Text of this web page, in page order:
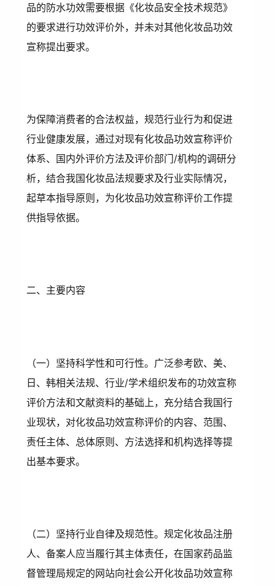
品的防水功效需要根据《化妆品安全技术规范》
的要求进行功效评价外，并未对其他化妆品功效
宣称提出要求。
为保障消费者的合法权益，规范行业行为和促进
行业健康发展，通过对现有化妆品功效宣称评价
体系、国内外评价方法及评价部门/机构的调研分
析，结合我国化妆品法规要求及行业实际情况，
起草本指导原则，为化妆品功效宣称评价工作提
供指导依据。
二、主要内容
（一）坚持科学性和可行性。广泛参考欧、美、
日、韩相关法规、行业/学术组织发布的功效宣称
评价方法和文献资料的基础上，充分结合我国行
业现状，对化妆品功效宣称评价的内容、范围、
责任主体、总体原则、方法选择和机构选择等提
出基本要求。
（二）坚持行业自律及规范性。规定化妆品注册
人、备案人应当履行其主体责任，在国家药品监
督管理局规定的网站向社会公开化妆品功效宣称